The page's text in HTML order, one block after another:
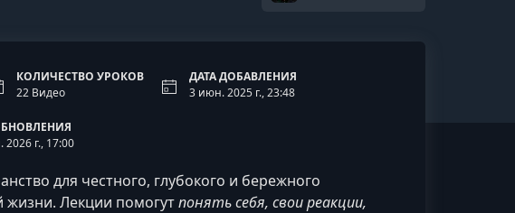
КОЛИЧЕСТВО УРОКОВ
22 Видео
ДАТА ДОБАВЛЕНИЯ
3 июн. 2025 г., 23:48
г., 17:00
для честного, глубокого и бережного
жизни. Лекции помогутпонять себя, свои реакции,